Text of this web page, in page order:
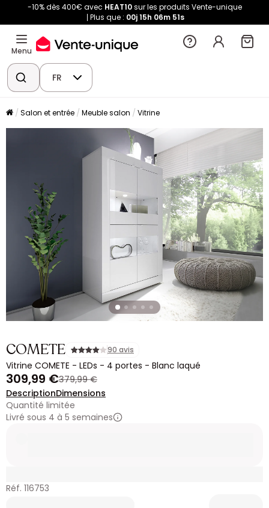
-10% dès 400€ avec HEAT10sur les produits Vente-unique
Plus que : 00j15h 06m 51s
Menu
FR
Salon et entrée Meuble salon Vitrine
COMETE 90 avis
Vitrine COMETE - LEDs - 4 portes - Blanc laqué
309,99 €379,99 €
DescriptionDimensions
Quantité limitée
Livré sous 4 à 5 semaines
Réf. 116753